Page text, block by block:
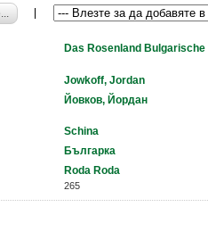
Das Rosenland
Jowkoff, Jordan
Йовков, Йордан
Schina
Българка
Roda Roda
265